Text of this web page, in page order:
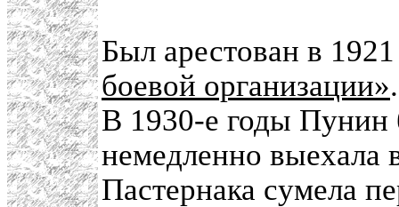
Был арестован в
боевой организации».
В 1930-е годы Пунин
немедленно
Пастернака сумела